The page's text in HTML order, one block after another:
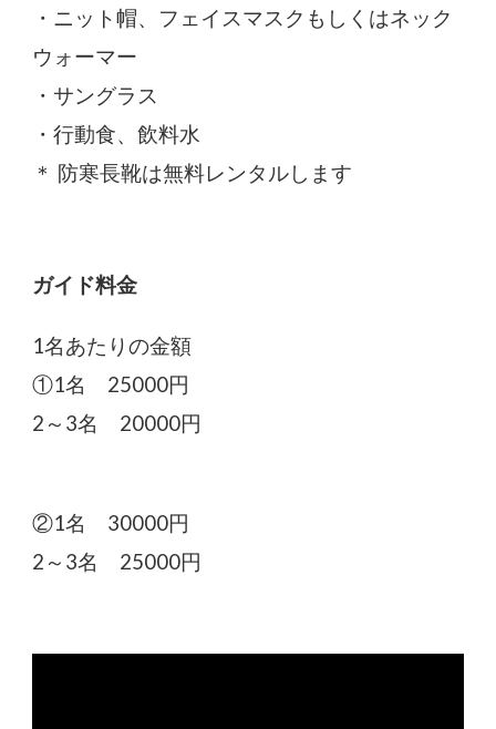
・ニット帽、フェイスマスクもしくはネック
ウォーマー
・サングラス
・行動食、飲料水
＊ 防寒長靴は無料レンタルします
ガイド料金
1名あたりの金額
①1名 25000円
2～3名 20000円
②1名 30000円
2～3名 25000円